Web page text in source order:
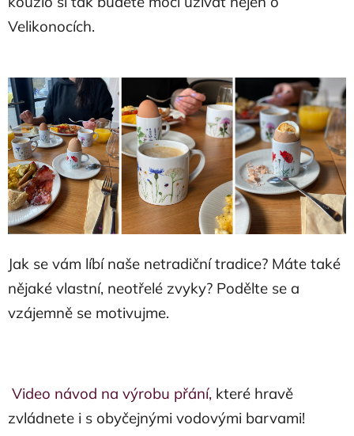
Velikonocích.
Jak se vám líbí naše netradiční tradice? Máte také
nějaké vlastní, neotřelé zvyky? Podělte se a
vzájemně se motivujme.
Video návod na výrobu přání, které hravě
zvládnete i s obyčejnými vodovými barvami!